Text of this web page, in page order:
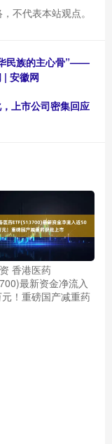
不代表本站观点。
民族的主心骨”——
| 安徽网
上市公司密集回应
香港医药
最新资金净流入
！重磅国产减重药